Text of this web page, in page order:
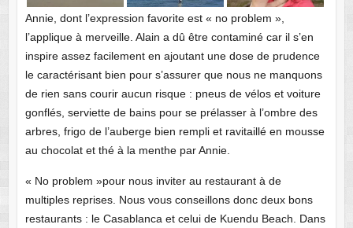
Annie, dont l’expression favorite est « no problem »,
l’applique à merveille. Alain a dû être contaminé car il s’en
inspire assez facilement en ajoutant une dose de prudence
le caractérisant bien pour s’assurer que nous ne manquons
de rien sans courir aucun risque : pneus de vélos et voiture
gonflés, serviette de bains pour se prélasser à l’ombre des
arbres, frigo de l’auberge bien rempli et ravitaillé en mousse
au chocolat et thé à la menthe par Annie.
« No problem »pour nous inviter au restaurant à de
multiples reprises. Nous vous conseillons donc deux bons
restaurants : le Casablanca et celui de Kuendu Beach. Dans